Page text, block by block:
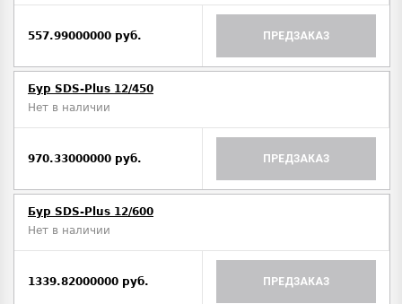
557.99000000 руб. ПРЕДЗАКАЗ
Бур SDS-Plus 12/450
Нет в наличии
970.33000000 руб. ПРЕДЗАКАЗ
Бур SDS-Plus 12/600
Нет в наличии
1339.82000000 руб. ПРЕДЗАКАЗ